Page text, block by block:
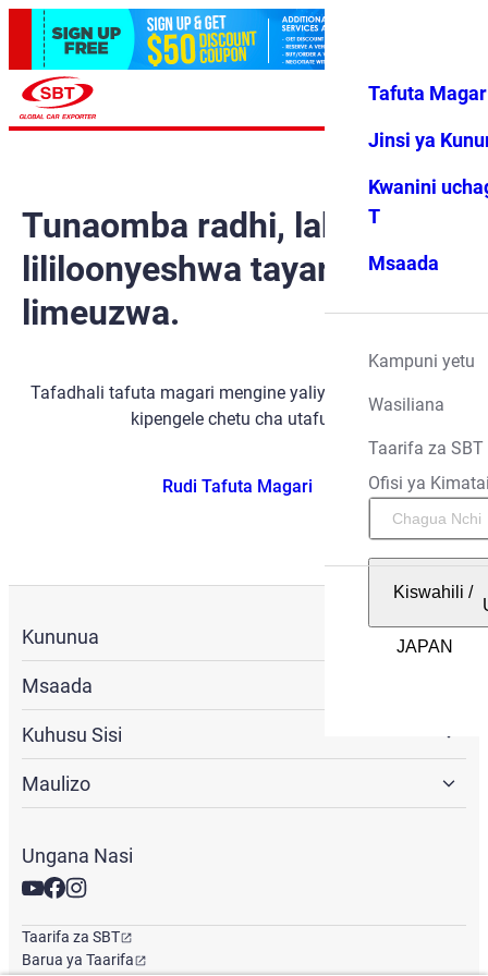
Vipendwa
Menyu
Tafuta
Jinsi ya
Kwanini
T
Msaada
Kampuni yetu
Wasiliana
Taarifa za SBT
Ofisi ya
Kiswahili /
Tunaomba radhi, lakini gari
lililoonyeshwa tayari
limeuzwa.
Tafadhali tafuta magari mengine yaliyopo kwa kutumia
kipengele chetu cha utafutaji.
Rudi Tafuta Magari
Kununua
Msaada
Kuhusu Sisi
Maulizo
Ungana Nasi
Taarifa za SBT
Barua ya Taarifa